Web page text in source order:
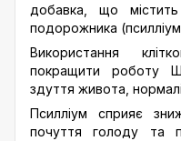
добавка, що
подорожника
Використання
покращити роботу
здуття живота,
Псилліум сприяє
почуття голоду та